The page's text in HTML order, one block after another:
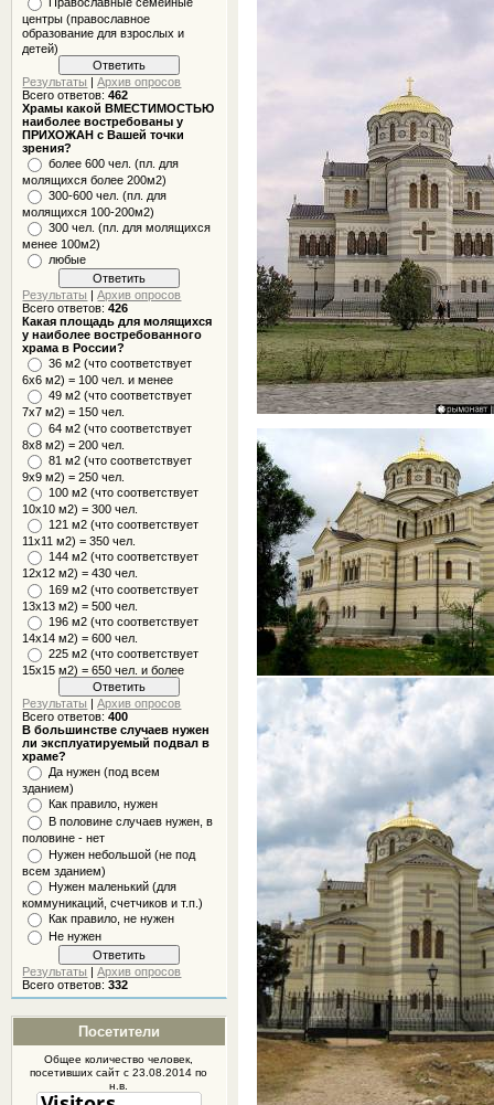
центры (православное
образование для взрослых и
детей)
Результаты |Архив опросов
Всего ответов:462
Храмы какой ВМЕСТИМОСТЬЮ
наиболее востребованы у
ПРИХОЖАН с Вашей точки
зрения?
более 600 чел. (пл. для
молящихся более 200м2)
300-600 чел. (пл. для
молящихся 100-200м2)
300 чел. (пл. для молящихся
менее 100м2)
любые
Результаты |Архив опросов
Всего ответов:426
Какая площадь для молящихся
у наиболее востребованного
храма в России?
36 м2 (что соответствует
6x6 м2) = 100 чел. и менее
49 м2 (что соответствует
7x7 м2) = 150 чел.
64 м2 (что соответствует
8x8 м2) = 200 чел.
81 м2 (что соответствует
9х9 м2) = 250 чел.
100 м2 (что соответствует
10x10 м2) = 300 чел.
121 м2 (что соответствует
11х11 м2) = 350 чел.
144 м2 (что соответствует
12х12 м2) = 430 чел.
169 м2 (что соответствует
13х13 м2) = 500 чел.
196 м2 (что соответствует
14х14 м2) = 600 чел.
225 м2 (что соответствует
15х15 м2) = 650 чел. и более
Результаты |Архив опросов
Всего ответов:400
В большинстве случаев нужен
ли эксплуатируемый подвал в
храме?
Да нужен (под всем
зданием)
Как правило, нужен
В половине случаев нужен, в
половине - нет
Нужен небольшой (не под
всем зданием)
Нужен маленький (для
коммуникаций, счетчиков и т.п.)
Как правило, не нужен
Не нужен
Результаты |Архив опросов
Всего ответов:332
Посетители
Общее количество человек,
посетившихсайтс 23.08.2014 по
н.в.